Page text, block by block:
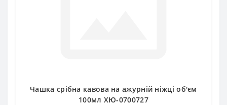
Чашка срібна кавова на ажурній ніжці об'єм
100мл ХЮ-0700727